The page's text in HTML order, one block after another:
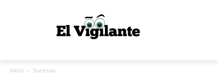
Inicio Sucesos